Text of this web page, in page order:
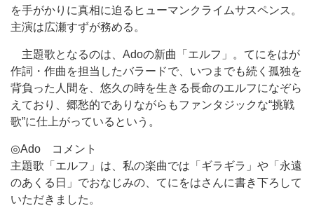
を手がかりに真相に迫るヒューマンクライムサスペンス。
主演は広瀬すずが務める。
主題歌となるのは、Adoの新曲「エルフ」。てにをはが
作詞・作曲を担当したバラードで、いつまでも続く孤独を
背負った人間を、悠久の時を生きる長命のエルフになぞら
えており、郷愁的でありながらもファンタジックな“挑戦
歌”に仕上がっているという。
◎Ado コメント
主題歌「エルフ」は、私の楽曲では「ギラギラ」や「永遠
のあくる日」でおなじみの、てにをはさんに書き下ろして
いただきました。